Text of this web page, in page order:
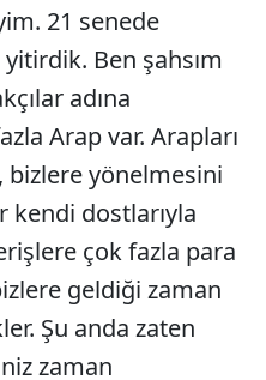
21 senede
yitirdik. Ben şahsım
adına
Arap var. Arapları
bizlere yönelmesini
kendi dostlarıyla
çok fazla para
geldiği zaman
Şu anda zaten
zaman